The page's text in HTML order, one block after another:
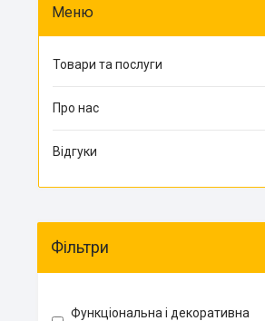
Товари та послуги
Про нас
Відгуки
Фільтри
Функціональна і декоративна